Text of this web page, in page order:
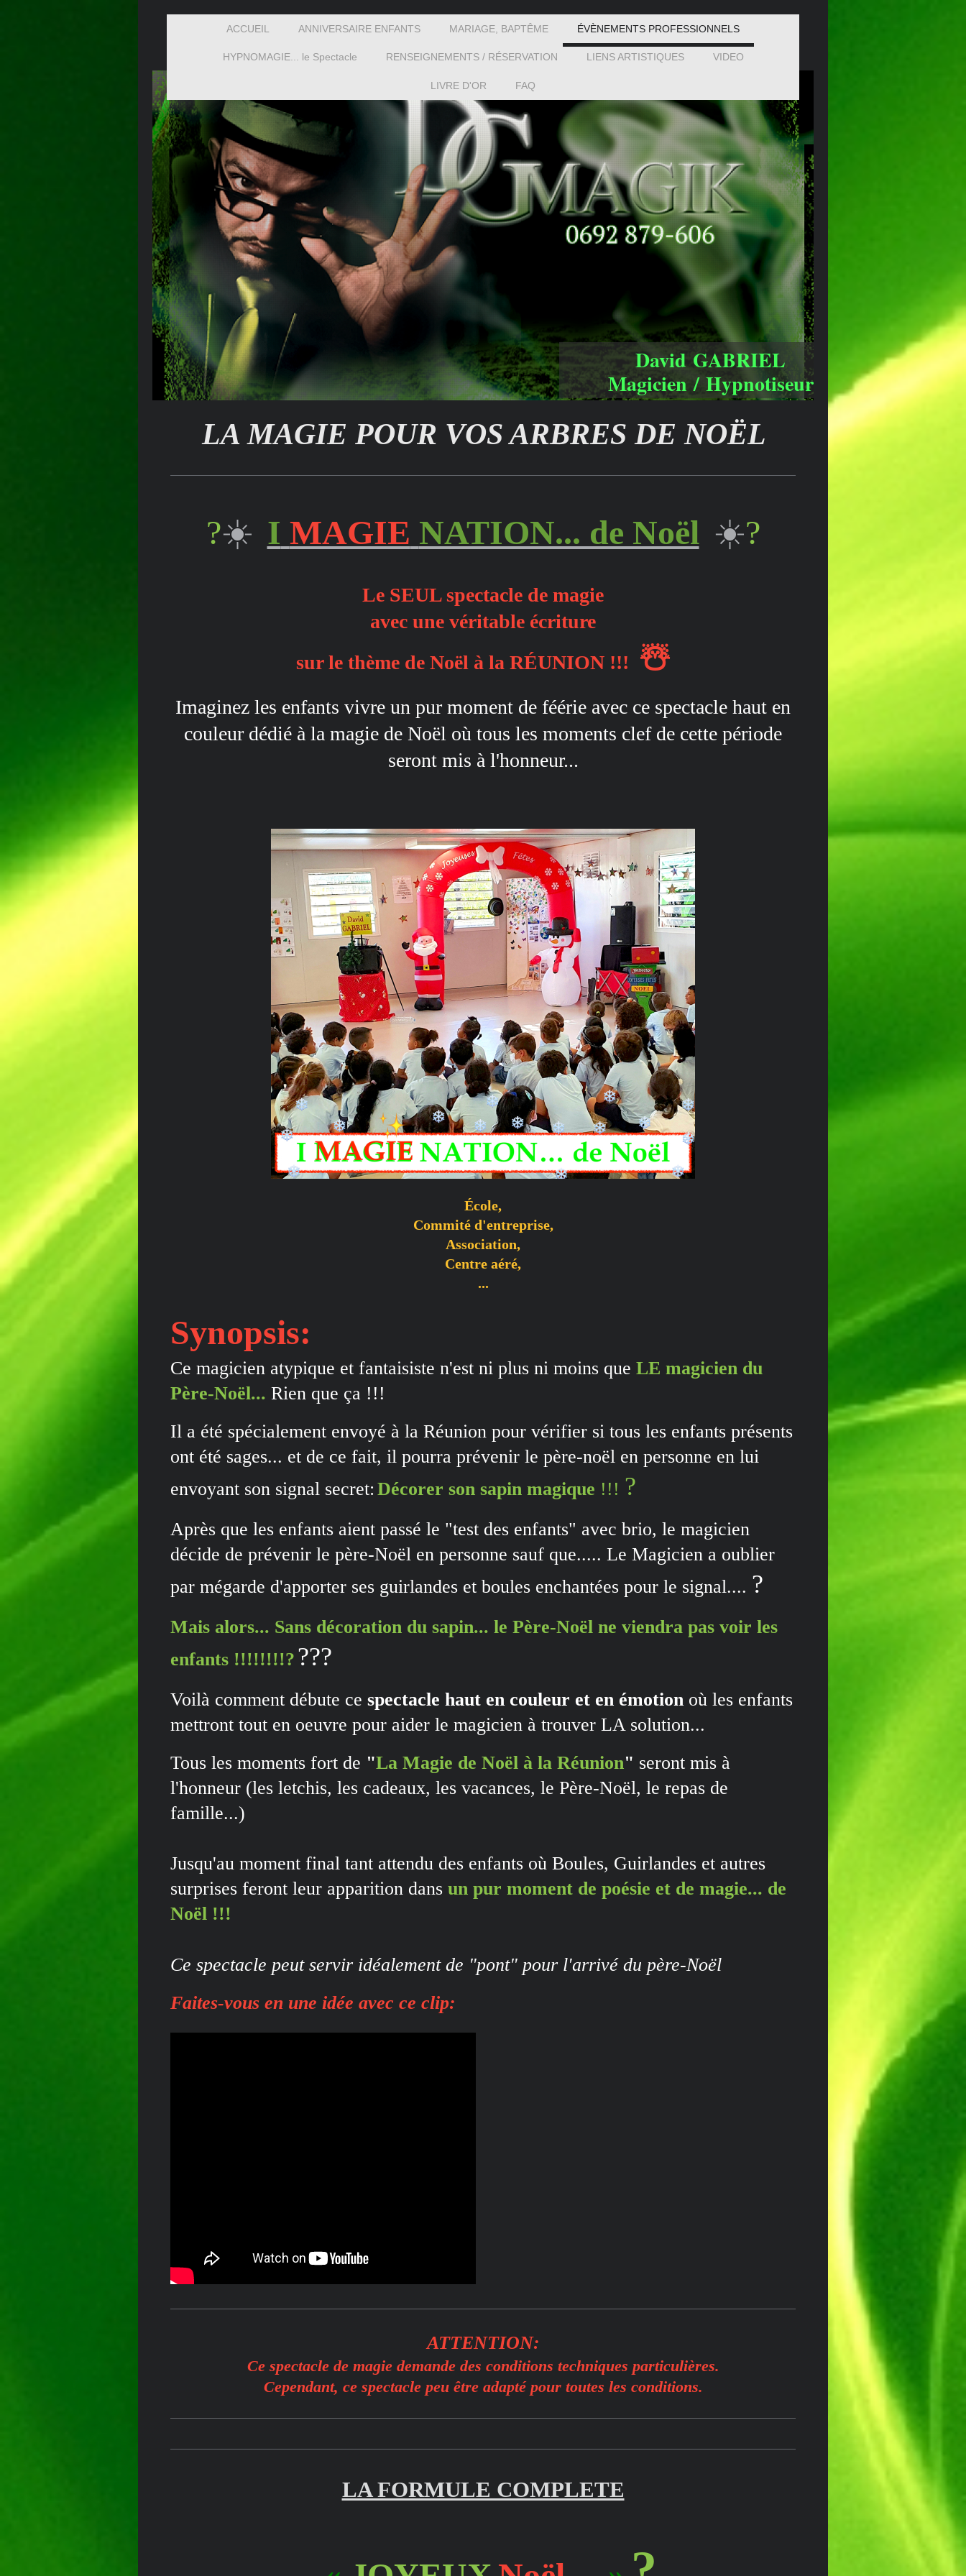
ACCUEIL ANNIVERSAIRE ENFANTS MARIAGE, BAPTÊME ÉVÈNEMENTS PROFESSIONNELS
HYPNOMAGIE... le Spectacle RENSEIGNEMENTS / RÉSERVATION LIENS ARTISTIQUES VIDEO
LIVRE D'OR FAQ
David GABRIEL
Magicien / Hypnotiseur
LA MAGIE POUR VOS ARBRES DE NOËL
?☀️ I MAGIE NATION... de Noël ☀️?
Le SEUL spectacle de magie
avec une véritable écriture
sur le thème de Noël à la RÉUNION !!! ☃️
Imaginez les enfants vivre un pur moment de féérie avec ce spectacle haut en
couleur dédié à la magie de Noël où tous les moments clef de cette période
seront mis à l'honneur...
École,
Commité d'entreprise,
Association,
Centre aéré,
...
Synopsis:
Ce magicien atypique et fantaisiste n'est ni plus ni moins que LE magicien du
Père-Noël... Rien que ça !!!
Il a été spécialement envoyé à la Réunion pour vérifier si tous les enfants présents
ont été sages... et de ce fait, il pourra prévenir le père-noël en personne en lui
envoyant son signal secret: Décorer son sapin magique !!! ?
Après que les enfants aient passé le "test des enfants" avec brio, le magicien
décide de prévenir le père-Noël en personne sauf que..... Le Magicien a oublier
par mégarde d'apporter ses guirlandes et boules enchantées pour le signal.... ?
Mais alors... Sans décoration du sapin... le Père-Noël ne viendra pas voir les
enfants !!!!!!!!? ???
Voilà comment débute ce spectacle haut en couleur et en émotion où les enfants
mettront tout en oeuvre pour aider le magicien à trouver LA solution...
Tous les moments fort de "La Magie de Noël à la Réunion" seront mis à
l'honneur (les letchis, les cadeaux, les vacances, le Père-Noël, le repas de
famille...)
Jusqu'au moment final tant attendu des enfants où Boules, Guirlandes et autres
surprises feront leur apparition dans un pur moment de poésie et de magie... de
Noël !!!
Ce spectacle peut servir idéalement de "pont" pour l'arrivé du père-Noël
Faites-vous en une idée avec ce clip:
ATTENTION:
Ce spectacle de magie demande des conditions techniques particulières.
Cependant, ce spectacle peu être adapté pour toutes les conditions.
LA FORMULE COMPLETE